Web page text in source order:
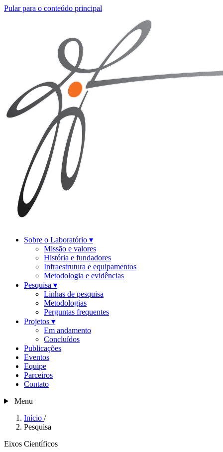
Pular para o conteúdo principal
Sobre o Laboratório ▾
Missão e valores
História e fundadores
Infraestrutura e equipamentos
Metodologia e evidências
Pesquisa ▾
Linhas de pesquisa
Metodologias
Perguntas frequentes
Projetos ▾
Em andamento
Concluídos
Publicações
Eventos
Equipe
Parceiros
Contato
Menu
Início /
Pesquisa
Eixos Científicos